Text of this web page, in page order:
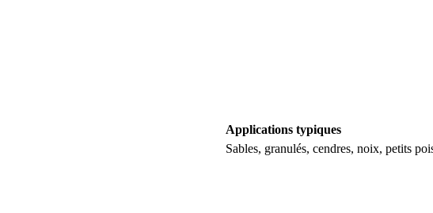
Applications typiques
Sables, granulés, cendres, noix, petits